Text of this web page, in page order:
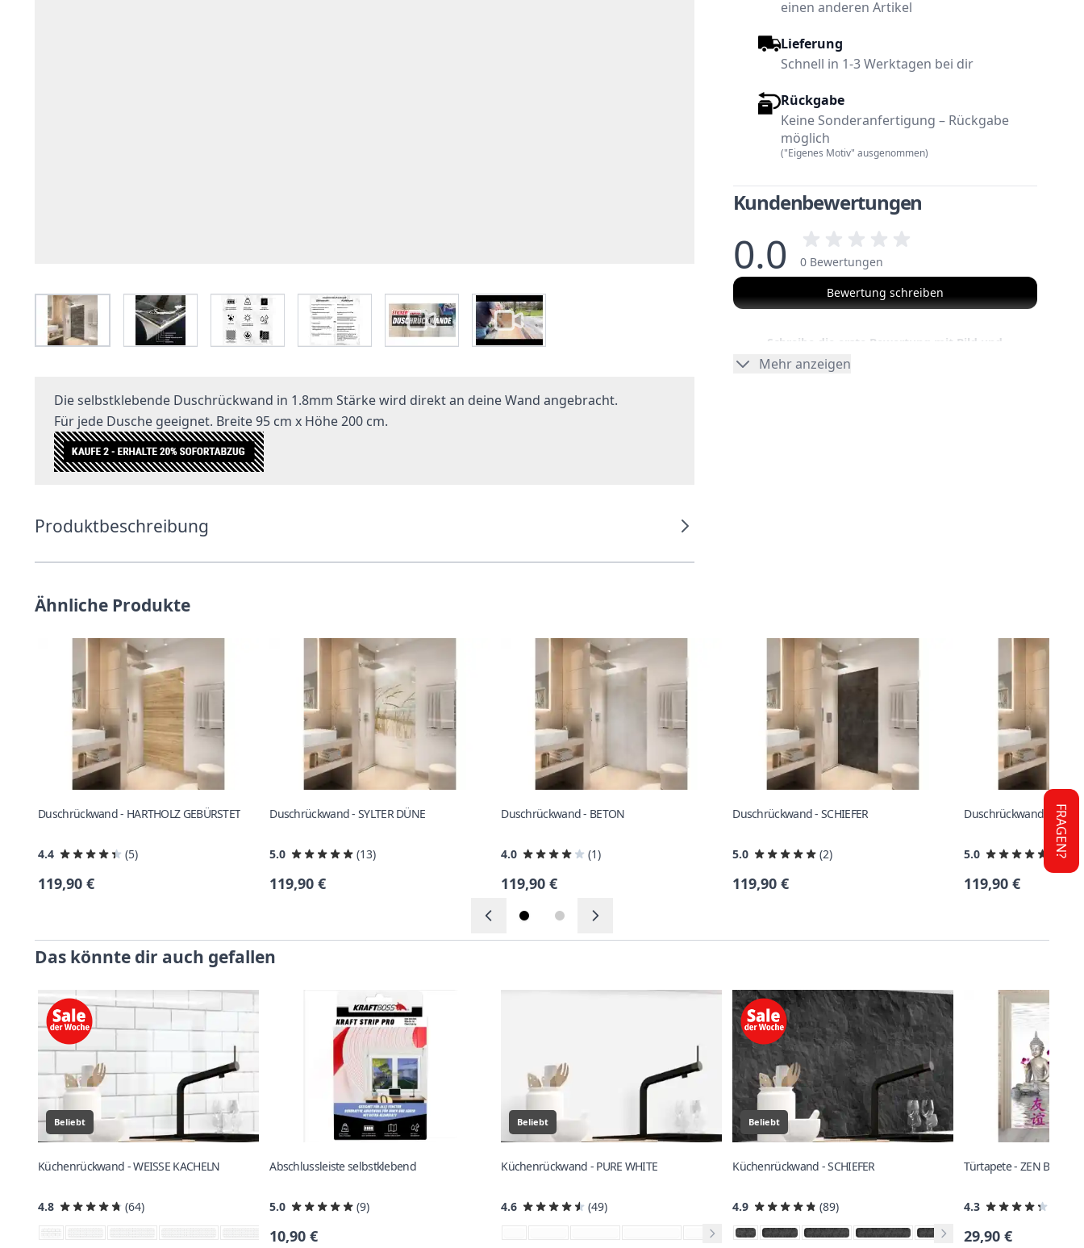
View larger imageView larger imageView larger imageView larger imageView larger imageView larger image
Die selbstklebende Duschrückwand in 1.8mm Stärke wird direkt an deine Wand angebracht.
Für jede Dusche geeignet. Breite 95 cm x Höhe 200 cm.
Produktbeschreibung
einen anderen Artikel
Lieferung
Schnell in 1-3 Werktagen bei dir
Rückgabe
Keine Sonderanfertigung – Rückgabe
möglich
("Eigenes Motiv" ausgenommen)
Kundenbewertungen
0.0
0 Bewertungen
Bewertung schreiben
Schreibe die erste Bewertung mit Bild und
erhalte einen 25€ Gutschein
Mehr anzeigen
Ähnliche Produkte
Duschrückwand - HARTHOLZ GEBÜRSTET
4.4 (5)
119,90 €
Duschrückwand - SYLTER DÜNE
5.0 (13)
119,90 €
Duschrückwand - BETON
4.0 (1)
119,90 €
Duschrückwand - SCHIEFER
5.0 (2)
119,90 €
Duschrückwand -
5.0 (2)
119,90 €
Das könnte dir auch gefallen
Beliebt
Küchenrückwand - WEISSE KACHELN
4.8 (64)
Abschlussleiste selbstklebend
5.0 (9)
10,90 €
Beliebt
Küchenrückwand - PURE WHITE
4.6 (49)
Beliebt
Küchenrückwand - SCHIEFER
4.9 (89)
Türtapete - ZEN
4.3
29,90 €
FRAGEN?